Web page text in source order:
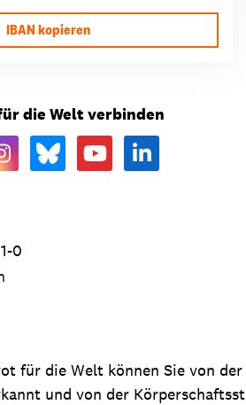
IBAN kopieren
die Welt verbinden
0
für die Welt können Sie von
und von der